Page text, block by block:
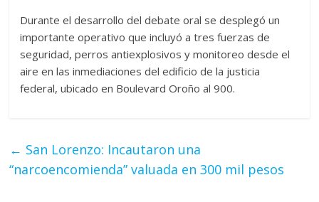
Durante el desarrollo del debate oral se desplegó un
importante operativo que incluyó a tres fuerzas de
seguridad, perros antiexplosivos y monitoreo desde el
aire en las inmediaciones del edificio de la justicia
federal, ubicado en Boulevard Oroño al 900.
← San Lorenzo: Incautaron una
“narcoencomienda” valuada en 300 mil pesos